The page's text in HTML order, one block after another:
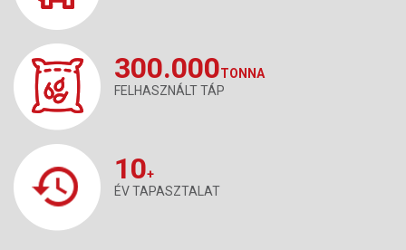
300.000TONNA
FELHASZNÁLT TÁP
10+
ÉV TAPASZTALAT